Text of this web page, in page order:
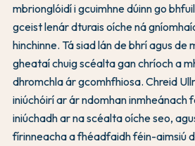
mbrionglóidí i gcuimhne dúinn go
gceist lenár dturais oíche ná
hinchinne. Tá siad lán de bhrí agus de
gheataí chuig scéalta gan chríoch a
dhromchla ár gcomhfhiosa. Chreid
iniúchóirí ar ár ndomhan inmheánach
iniúchadh ar na scéalta oíche seo,
fírinneacha a fhéadfaidh féin-aimsiú